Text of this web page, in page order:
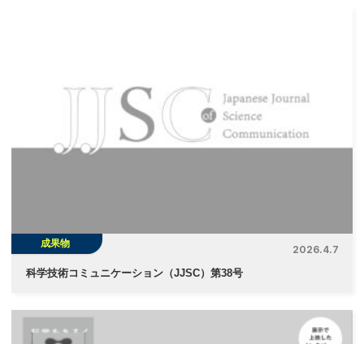
成果物
2026.4.7
科学技術コミュニケーション（JJSC）第38号